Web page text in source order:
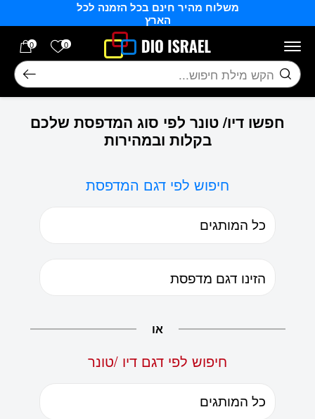
משלוח מהיר חינם בכל הזמנה לכל
הארץ
0 הרשימה
0
חיפוש
חפשו דיו/ טונר לפי סוג המדפסת שלכם
בקלות ובמהירות
חיפוש לפי דגם המדפסת
או
חיפוש לפי דגם דיו /טונר